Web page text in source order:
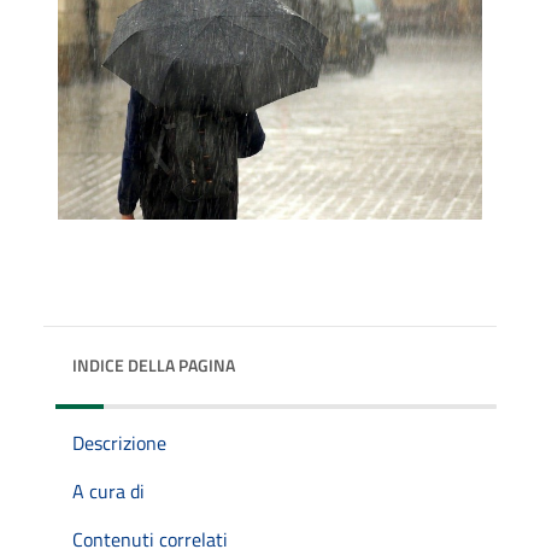
INDICE DELLA PAGINA
Descrizione
A cura di
Contenuti correlati